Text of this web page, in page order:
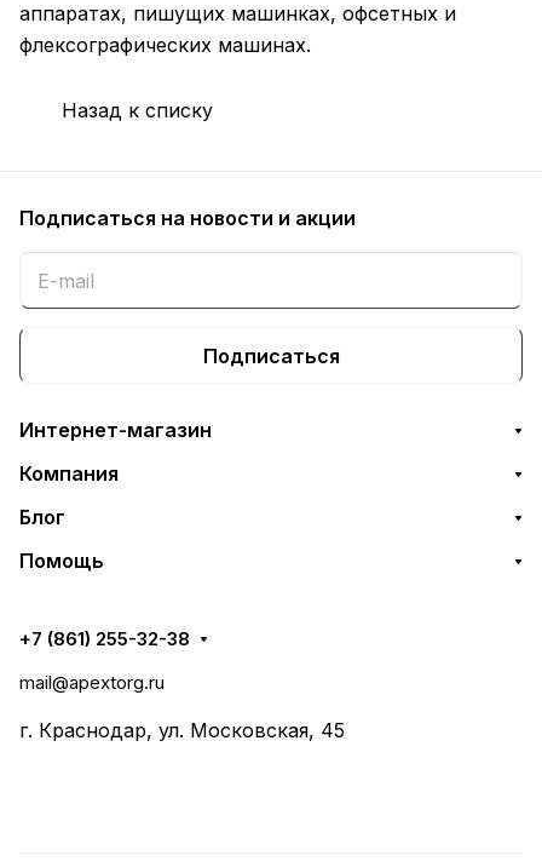
аппаратах, пишущих машинках, офсетных и
флексографических машинах.
Назад к списку
Подписаться на новости и акции
Подписаться
Интернет-магазин
Компания
Блог
Помощь
+7 (861) 255-32-38
mail@apextorg.ru
г. Краснодар, ул. Московская, 45